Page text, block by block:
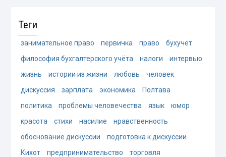
Теги
занимательное право первичка право
бухучет
философия бухгалтерского учёта
налоги
интервью
жизнь
истории из жизни любовь
человек
дискуссия
зарплата экономика
Полтава
политика
проблемы человечества язык
юмор
красота
стихи насилие
нравственность
обоснование дискуссии
подготовка к дискуссии
Кихот
предпринимательство
торговля